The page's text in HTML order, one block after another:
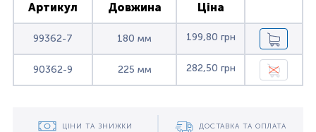
Артикул Довжина Ціна
99362-7 180 мм 199,80 грн
90362-9 225 мм 282,50 грн
ЦІНИ ТА ЗНИЖКИ ДОСТАВКА ТА ОПЛАТА